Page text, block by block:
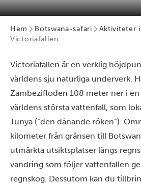
Hem Botswana-safari
Aktiviteter
Victoriafallen
Victoriafallen är en verklig
världens sju naturliga underverk.
Zambezifloden 108 meter ner i
världens största vattenfall, som
Tunya (”den dånande röken”).
kilometer från gränsen till
utmärkta utsiktsplatser längs
vandring som följer vattenfallen
regnskog. Dessutom kan du